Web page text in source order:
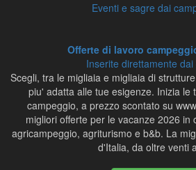
Eventi e sagre dai
Offerte di lavoro
Inserite direttamente dai
Scegli, tra le migliaia e migliaia di
piu' adatta alle tue esigenze. Inizia le
campeggio, a prezzo scontato su
migliori offerte per le vacanze 2026 in
agricampeggio, agriturismo e b&b. La
d'Italia, da oltre venti